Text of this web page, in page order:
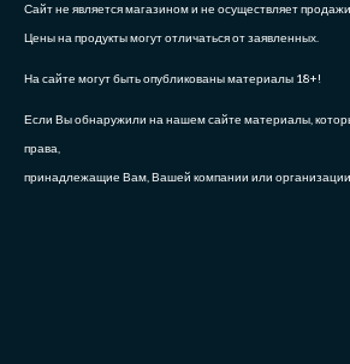
Сайт не является магазином и не осуществляет
Цены на продукты могут отличаться от заявленных.
На сайте могут быть опубликованы материалы 18+!
Если Вы обнаружили на нашем сайте материалы,
права,
принадлежащие Вам, Вашей компании или